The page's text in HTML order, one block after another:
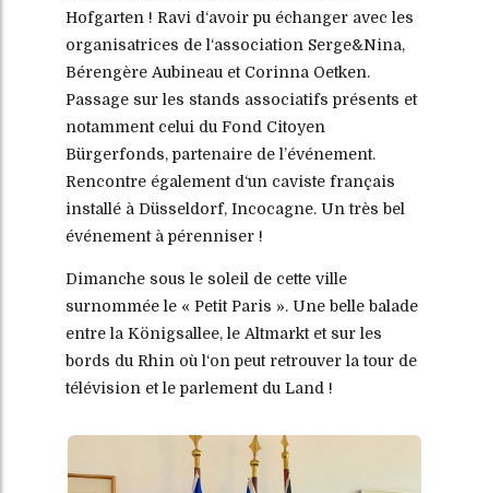
Hofgarten ! Ravi d‘avoir pu échanger avec les
organisatrices de l‘association Serge&Nina,
Bérengère Aubineau et Corinna Oetken.
Passage sur les stands associatifs présents et
notamment celui du Fond Citoyen
Bürgerfonds, partenaire de l’événement.
Rencontre également d‘un caviste français
installé à Düsseldorf, Incocagne. Un très bel
événement à pérenniser !
Dimanche sous le soleil de cette ville
surnommée le « Petit Paris ». Une belle balade
entre la Königsallee, le Altmarkt et sur les
bords du Rhin où l‘on peut retrouver la tour de
télévision et le parlement du Land !